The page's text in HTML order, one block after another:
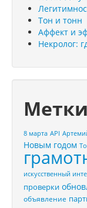
Тон и тонн
Аффект и
Некролог:
Метки
8 марта API
Новым годом
искусственный
проверки
объявление